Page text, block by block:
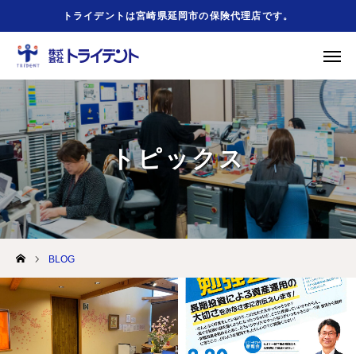
トライデントは宮崎県延岡市の保険代理店です。
トピックス
BLOG
緊急時 事故の時
友だち追加 お問合せ
HOME
会社概要
事業案内
勧誘方針
お役立ちリンク